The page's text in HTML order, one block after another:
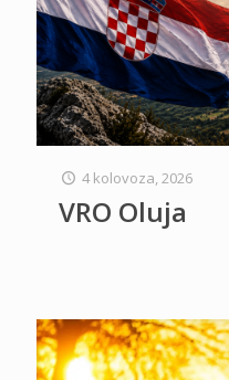
4 kolovoza, 2026
VRO Oluja